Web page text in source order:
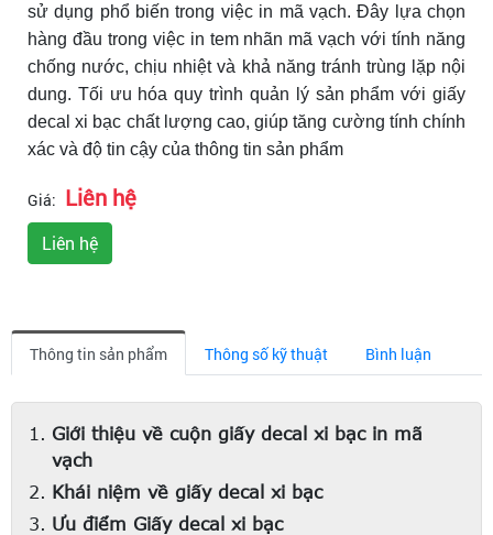
sử dụng phổ biến trong việc in mã vạch. Đây lựa chọn
hàng đầu trong việc in tem nhãn mã vạch với tính năng
chống nước, chịu nhiệt và khả năng tránh trùng lặp nội
dung. Tối ưu hóa quy trình quản lý sản phẩm với giấy
decal xi bạc chất lượng cao, giúp tăng cường tính chính
xác và độ tin cậy của thông tin sản phẩm
Giá: Liên hệ
Liên hệ
Thông tin sản phẩm Thông số kỹ thuật Bình luận
Giới thiệu về cuộn giấy decal xi bạc in mã
vạch
Khái niệm về giấy decal xi bạc
Ưu điểm Giấy decal xi bạc